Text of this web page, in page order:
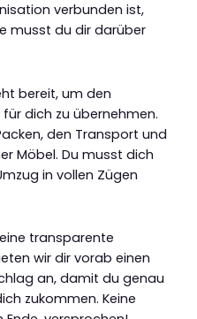
verbunden ist,
musst du dir darüber
bereit, um den
dich zu übernehmen.
den Transport und
Möbel. Du musst dich
in vollen Zügen
transparente
wir dir vorab einen
an, damit du genau
zukommen. Keine